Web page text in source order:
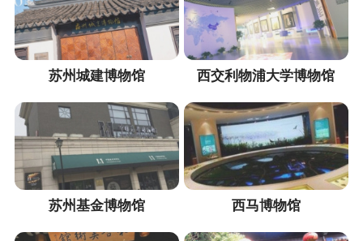
苏州城建博物馆 西交利物浦大学博物馆
苏州基金博物馆 西马博物馆